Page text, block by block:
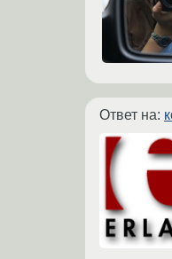
Ответ на: